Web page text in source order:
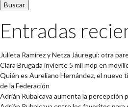
Entradas
Julieta Ramírez y Netza Jáuregui: otra
Clara Brugada invierte 5 mil mdp en
Quién es Aureliano Hernández, el nuevo
de la Federación
Adrián Rubalcava aumenta la percepción